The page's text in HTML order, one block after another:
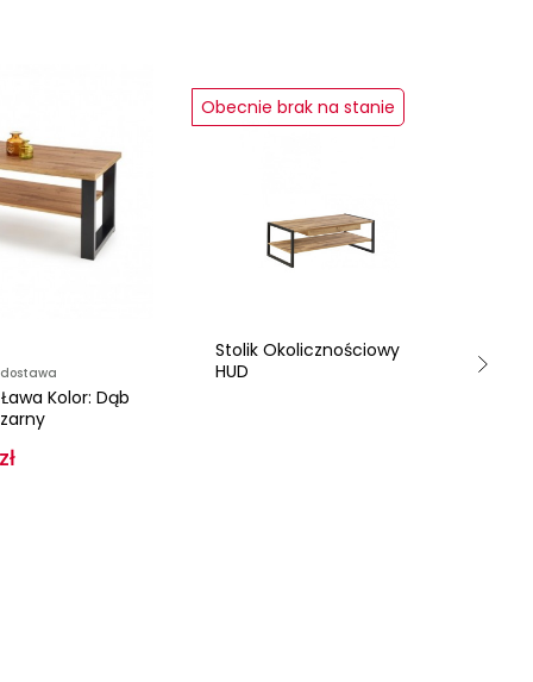
Kolor: Dąb
Stolik Okolicznościowy
HUD
Obecnie brak na stanie